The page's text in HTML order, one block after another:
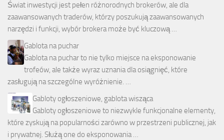
Świat inwestycji jest pełen różnorodnych brokerów, ale dla
zaawansowanych traderów, którzy poszukują zaawansowanych
narzędzi i funkcji, wybór brokera może być kluczową …
Gablota na puchar
Gablota na puchar to nie tylko miejsce na eksponowanie
trofeów, ale także wyraz uznania dla osiągnięć, które
zasługują na szczególne wyróżnienie. …
Gabloty ogłoszeniowe, gablota wisząca
Gabloty ogłoszeniowe to niezwykle funkcjonalne elementy,
które zyskują na popularności zarówno w przestrzeni publicznej, jak
i prywatnej. Służą one do eksponowania …